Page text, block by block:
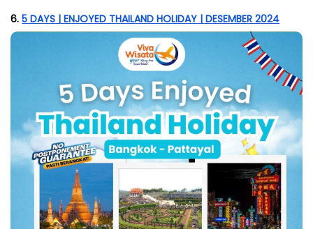
6. 5 DAYS | ENJOYED THAILAND HOLIDAY | DESEMBER 2024